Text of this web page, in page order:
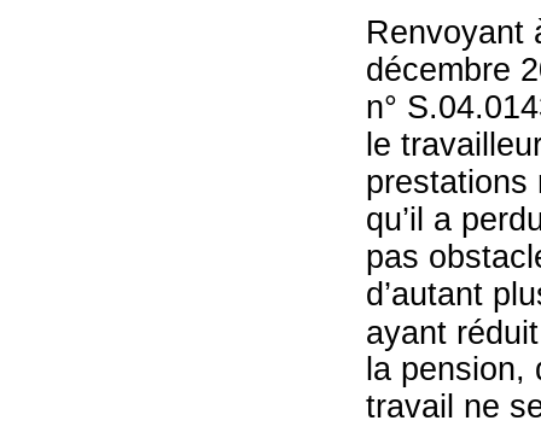
Renvoyant
décembre
n°
le
prestations
qu’il a
pas
d’autant
ayant
la pension,
travail ne